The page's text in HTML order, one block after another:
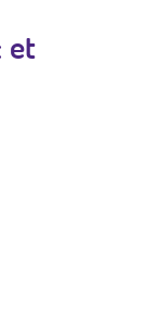
et